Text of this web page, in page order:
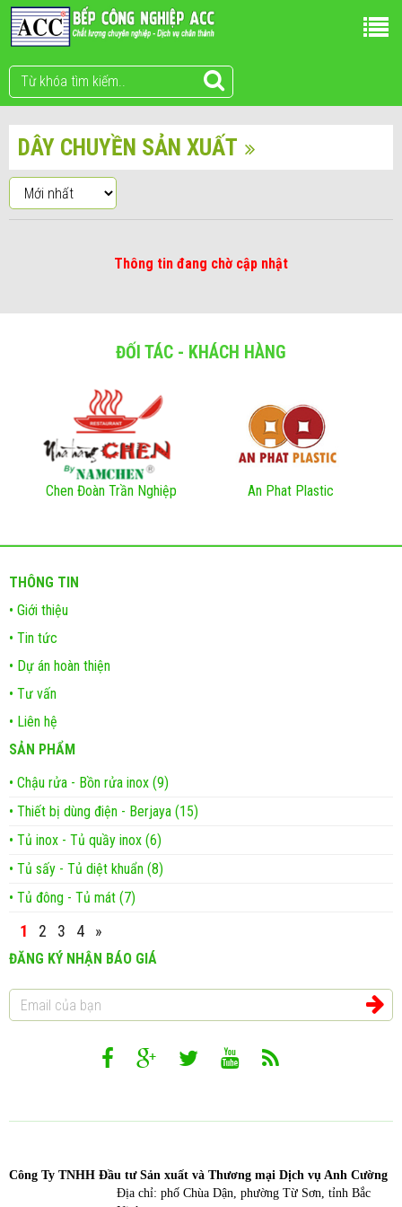
DÂY CHUYỀN SẢN XUẤT
Thông tin đang chờ cập nhật
ĐỐI TÁC - KHÁCH HÀNG
Chen Đoàn Trần Nghiệp An Phat Plastic
THÔNG TIN
• Giới thiệu
• Tin tức
• Dự án hoàn thiện
• Tư vấn
• Liên hệ
SẢN PHẨM
• Chậu rửa - Bồn rửa inox (9)
• Thiết bị dùng điện - Berjaya (15)
• Tủ inox - Tủ quầy inox (6)
• Tủ sấy - Tủ diệt khuẩn (8)
• Tủ đông - Tủ mát (7)
1 2 3 4 »
ĐĂNG KÝ NHẬN BÁO GIÁ
Công Ty TNHH Đầu tư Sản xuất và Thương mại Dịch vụ Anh Cường
Địa chỉ: phố Chùa Dận, phường Từ Sơn, tỉnh Bắc